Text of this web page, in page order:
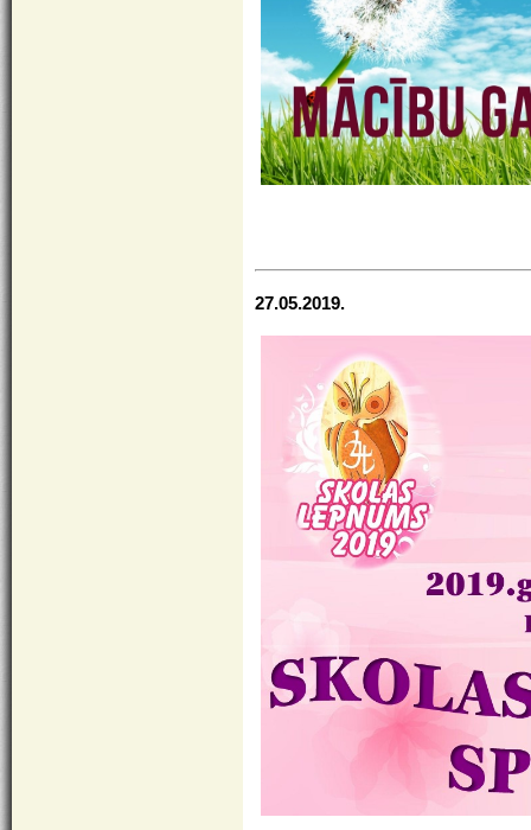
27.05.2019.